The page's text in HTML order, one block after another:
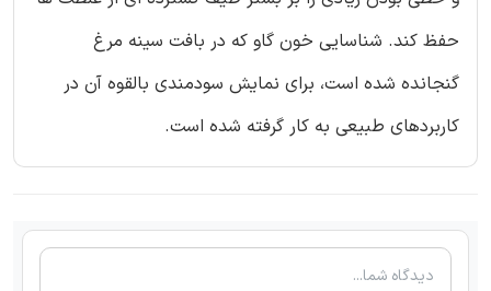
حفظ کند. شناسایی خون گاو که در بافت سینه مرغ
گنجانده شده است، برای نمایش سودمندی بالقوه آن در
کاربردهای طبیعی به کار گرفته شده است.